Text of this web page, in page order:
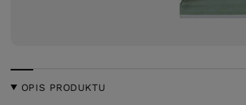
OPIS PRODUKTU